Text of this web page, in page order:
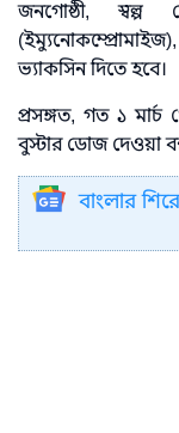
জনগোষ্ঠী, স্বল্প
ভ্যাকসিন দিতে হবে।
প্রসঙ্গত, গত ১ মার্চ
বুস্টার ডোজ দেওয়া
বাংলার